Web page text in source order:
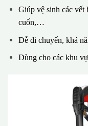
Giúp vệ sinh các vết
cuốn,…
Dễ di chuyển, khả
Dùng cho các khu